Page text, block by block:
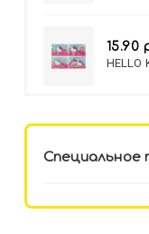
15.90
HELLO
Специальное